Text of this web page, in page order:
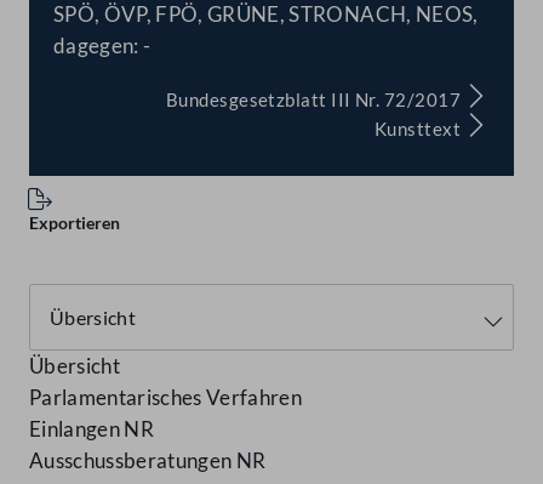
SPÖ, ÖVP, FPÖ, GRÜNE, STRONACH, NEOS,
dagegen: -
Bundesgesetzblatt III Nr. 72/2017
Kunsttext
Exportieren
Übersicht
Parlamentarisches Verfahren
Einlangen NR
Ausschussberatungen NR